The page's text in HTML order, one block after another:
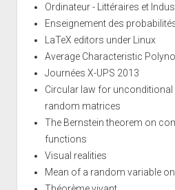
Ordinateur - Littéraires et
Enseignement des
LaTeX editors under Linux
Average Characteristic
Journées X-UPS 2013
Circular law for
random matrices
The Bernstein theorem on
functions
Visual realities
Mean of a random variable